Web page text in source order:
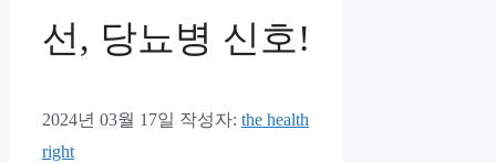
선, 당뇨병 신호!
2024년 03월 17일 작성자: the health
right